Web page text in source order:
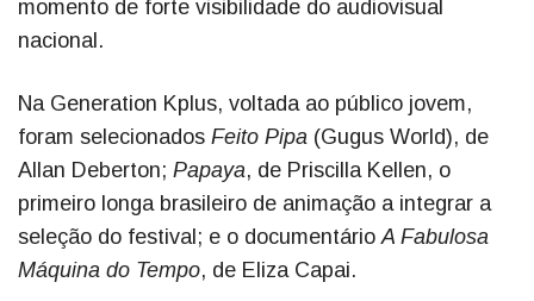
momento de forte visibilidade do audiovisual
nacional.
Na Generation Kplus, voltada ao público jovem,
foram selecionados Feito Pipa (Gugus World), de
Allan Deberton; Papaya, de Priscilla Kellen, o
primeiro longa brasileiro de animação a integrar a
seleção do festival; e o documentárioA Fabulosa
Máquina do Tempo, de Eliza Capai.